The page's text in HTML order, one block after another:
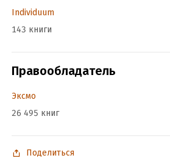
Дата поступления:
Individuum
143 книги
Правообладатель
Эксмо
26 495 книг
Поделиться